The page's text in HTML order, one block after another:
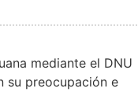
mediante el DNU
su preocupación e